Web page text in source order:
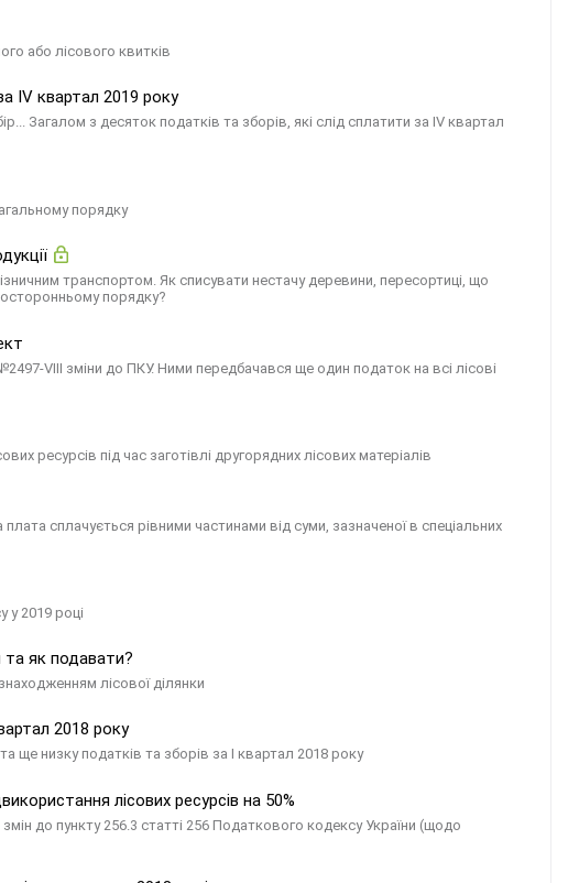
або лісового квитків
ІV квартал 2019 року
Загалом з десяток податків та зборів, які слід сплатити за IV квартал
порядку
транспортом. Як списувати нестачу деревини, пересортиці, що
порядку?
VIII зміни до ПКУ. Ними передбачався ще один податок на всі лісові
ресурсів під час заготівлі другорядних лісових матеріалів
сплачується рівними частинами від суми, зазначеної в спеціальних
у 2019 році
та як подавати?
лісової ділянки
2018 року
ще низку податків та зборів за I квартал 2018 року
лісових ресурсів на 50%
до пункту 256.3 статті 256 Податкового кодексу України (щодо